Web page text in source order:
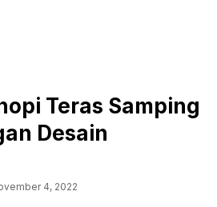
Teras Samping
Desain
4, 2022